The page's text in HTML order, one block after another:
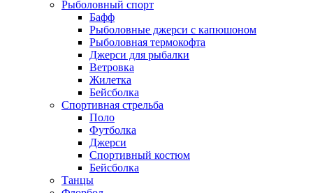
Рыболовный спорт
Бафф
Рыболовные джерси с капюшоном
Рыболовная термокофта
Джерси для рыбалки
Ветровка
Жилетка
Бейсболка
Спортивная стрельба
Поло
Футболка
Джерси
Спортивный костюм
Бейсболка
Танцы